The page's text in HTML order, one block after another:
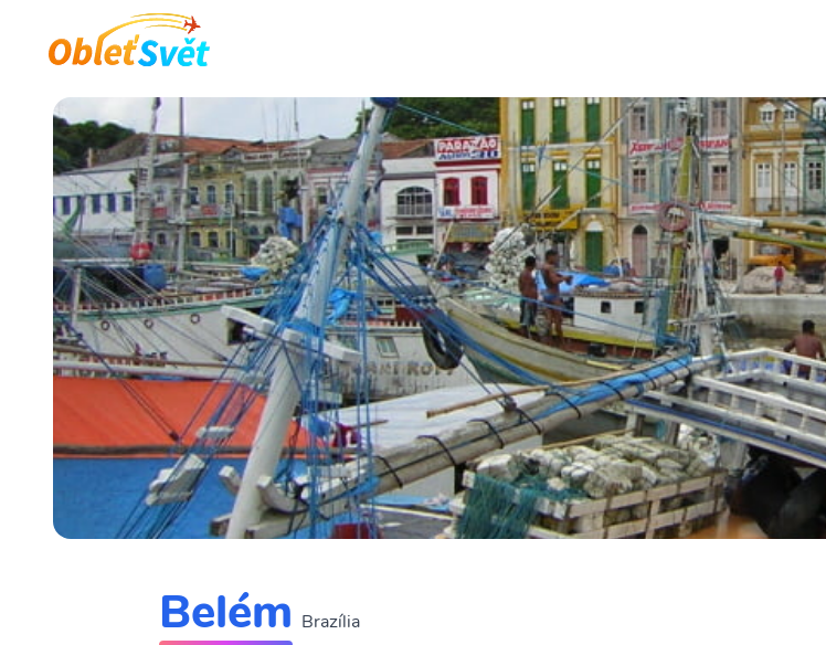
Belém Brazília